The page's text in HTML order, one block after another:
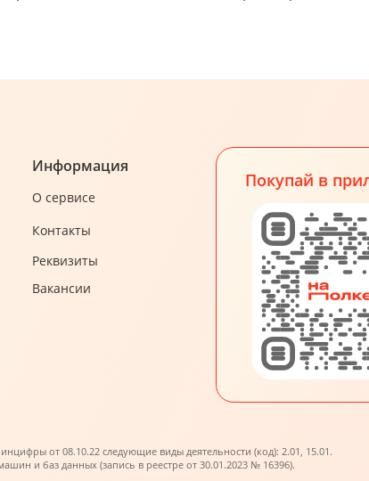
Информация
О сервисе
Контакты
Реквизиты
Вакансии
Покупай в
от 08.10.22 следующие виды деятельности (код): 2.01, 15.01.
и баз данных (запись в реестре от 30.01.2023 № 16396).